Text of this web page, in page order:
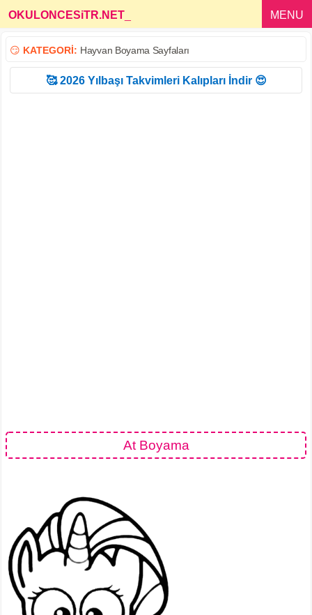
OKULONCESiTR.NET MENU
😏 KATEGORİ: Hayvan Boyama Sayfaları
🥰 2026 Yılbaşı Takvimleri Kalıpları İndir 😍
At Boyama